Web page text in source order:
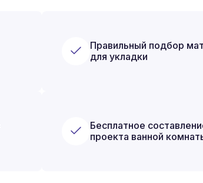
Правильный подбор
для укладки
Бесплатное
проекта ванной